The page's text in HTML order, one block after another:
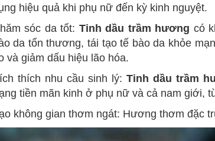
hiệu quả khi phụ nữ đến kỳ kinh nguyệt.
sóc da tốt: Tinh dầu trầm hương có
da tổn thương, tái tạo tế bào da khỏe
và giảm dấu hiệu lão hóa.
thích nhu cầu sinh lý: Tinh dầu trầm
tiền mãn kinh ở phụ nữ và cả nam giới,
không gian thơm ngát: Hương thơm đặc